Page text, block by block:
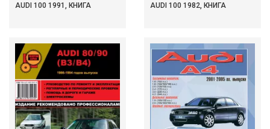
AUDI 100 1991, КНИГА AUDI 100 1982, КНИГА